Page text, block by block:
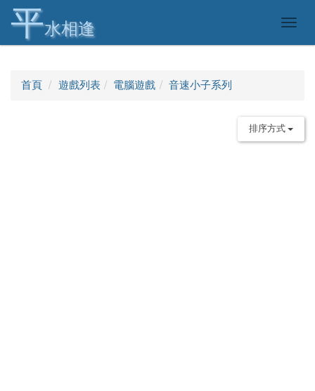
平水相逢
首頁 遊戲列表 電腦遊戲 音速小子系列
排序方式